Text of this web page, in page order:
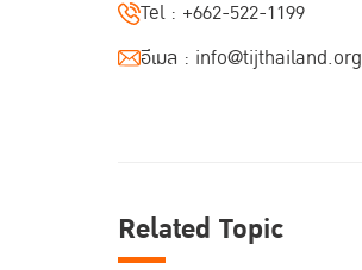
Tel : +662-522-1199
อีเมล : info@tijthailand.org
Related Topic